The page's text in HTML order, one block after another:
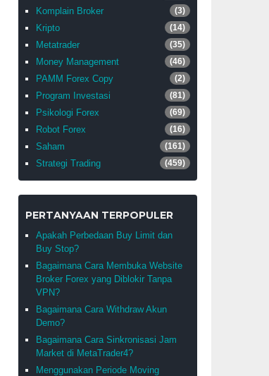
Komplain Broker (3)
Kripto (14)
Metatrader (35)
Money Management (46)
PAMM Forex Copy (2)
Program Investasi (81)
Psikologi Forex (69)
Robot Forex (16)
Saham (161)
Strategi Trading (459)
PERTANYAAN TERPOPULER
Apakah Perbedaan Buy Limit dan
Buy Stop?
Bagaimana Cara Membuka Website
Broker Forex yang Diblokir Tanpa
VPN?
Bagaimana Cara Withdraw Akun
Demo?
Bagaimana Cara Sinkronisasi Jam
Market di MetaTrader4?
Menggunakan Periode Moving